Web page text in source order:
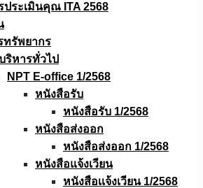
ประเมินคุณ ITA 2568
ทรัพยากร
ริหารทั่วไป
NPT E-office 1/2568
หนังสือรับ
หนังสือรับ 1/2568
หนังสือส่งออก
หนังสือส่งออก 1/2568
หนังสือแจ้งเวียน
หนังสือเเจ้งเวียน 1/2568